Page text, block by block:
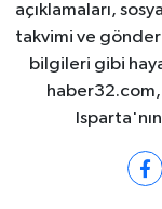
açıklamaları,
takvimi ve
bilgileri gibi